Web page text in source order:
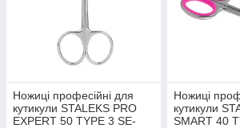
Ножиці професійні для
кутикули STALEKS PRO
EXPERT 50 TYPE 3 SE-
Ножиці
кутикули
SMART 40